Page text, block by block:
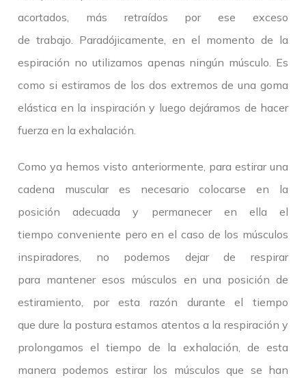
acortados, más retraídos por ese exceso
de trabajo. Paradójicamente, en el momento de la
espiración no utilizamos apenas ningún músculo. Es
como si estiramos de los dos extremos de una goma
elástica en la inspiración y luego dejáramos de hacer
fuerza en la exhalación.
Como ya hemos visto anteriormente, para estirar una
cadena muscular es necesario colocarse en la
posición adecuada y permanecer en ella el
tiempo conveniente pero en el caso de los músculos
inspiradores, no podemos dejar de respirar
para mantener esos músculos en una posición de
estiramiento, por esta razón durante el tiempo
que dure la postura estamos atentos a la respiración y
prolongamos el tiempo de la exhalación, de esta
manera podemos estirar los músculos que se han